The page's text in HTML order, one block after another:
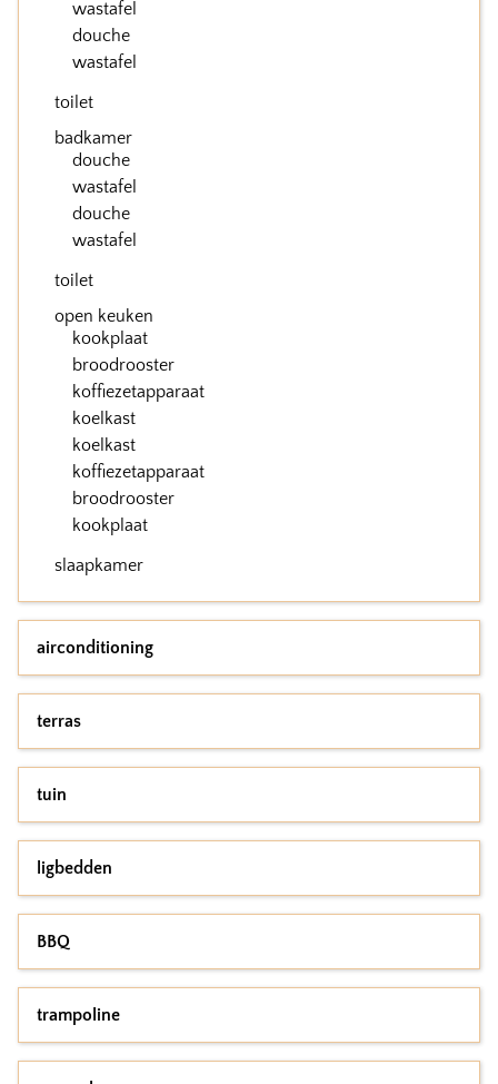
wastafel
douche
wastafel
toilet
badkamer
douche
wastafel
douche
wastafel
toilet
open keuken
kookplaat
broodrooster
koffiezetapparaat
koelkast
koelkast
koffiezetapparaat
broodrooster
kookplaat
slaapkamer
airconditioning
terras
tuin
ligbedden
BBQ
trampoline